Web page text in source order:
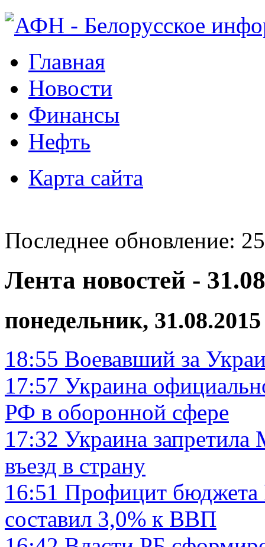
Главная
Новости
Финансы
Нефть
Карта сайта
Последнее обновление:
Лента новостей -
понедельник, 31.08.2015
18:55 Воевавший за
17:57 Украина
РФ в оборонной сфере
17:32 Украина запретила
въезд в страну
16:51 Профицит бюджета
составил 3,0% к ВВП